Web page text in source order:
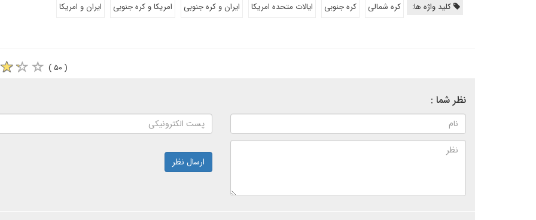
کلید واژه ها: کره شمالی کره جنوبی ایالات متحده امریکا ایران و کره جنوبی امریکا و کره جنوبی ایران و امریکا
( ۵۰ )
نظر شما :
ارسال نظر